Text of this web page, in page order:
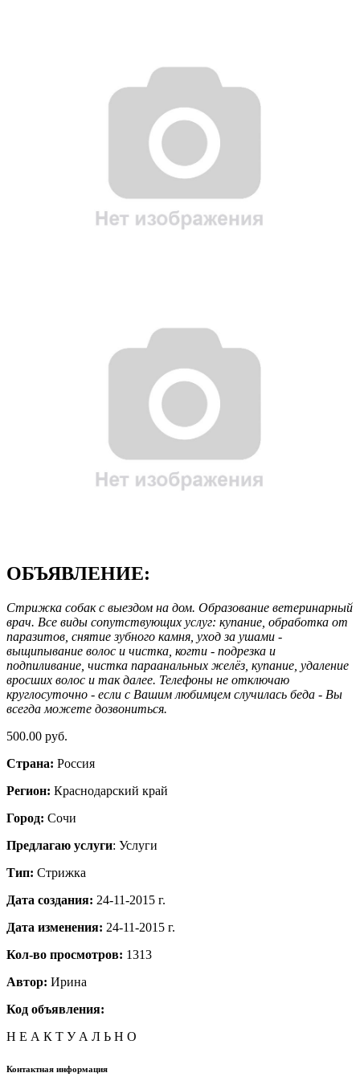
ОБЪЯВЛЕНИЕ:
Стрижка собак с выездом на дом. Образование ветеринарный
врач. Все виды сопутствующих услуг: купание, обработка от
паразитов, снятие зубного камня, уход за ушами -
выщипывание волос и чистка, когти - подрезка и
подпиливание, чистка параанальных желёз, купание, удаление
вросших волос и так далее. Телефоны не отключаю
круглосуточно - если с Вашим любимцем случилась беда - Вы
всегда можете дозвониться.
500.00 руб.
Страна: Россия
Регион: Краснодарский край
Город: Сочи
Предлагаю услуги: Услуги
Тип: Стрижка
Дата создания: 24-11-2015 г.
Дата изменения: 24-11-2015 г.
Кол-во просмотров: 1313
Автор: Ирина
Код объявления:
Н Е А К Т У А Л Ь Н О
Контактная информация